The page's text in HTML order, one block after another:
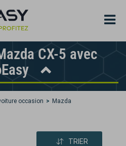
CX-5 avec
occasion
Mazda
TRIER